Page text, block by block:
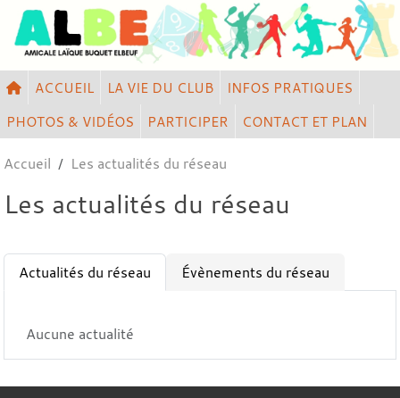
ACCUEIL LA VIE DU CLUB
INFOS PRATIQUES
PHOTOS & VIDÉOS
PARTICIPER CONTACT ET PLAN
Accueil Les actualités du réseau
Les actualités du réseau
Actualités du réseau Évènements du réseau
Aucune actualité
Panneau de gestion des cookies